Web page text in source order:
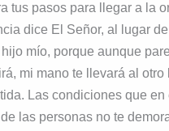
tus pasos para llegar a la
dice El Señor, al lugar
mío, porque aunque
mi mano te llevará al
Las condiciones que
las personas no te